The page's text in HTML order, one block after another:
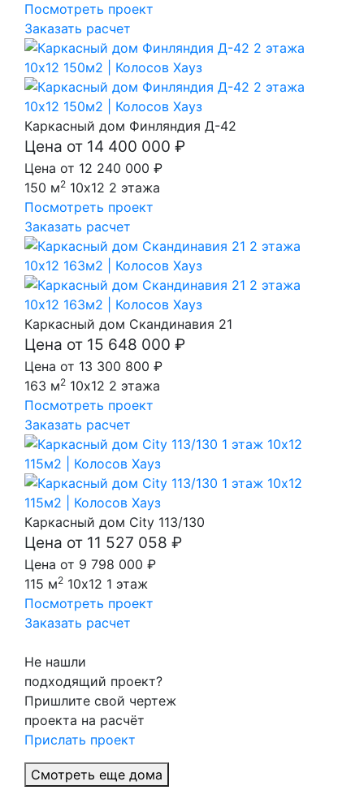
Посмотреть проект
Заказать расчет
Каркасный дом Финляндия Д-42
Цена от 14 400 000 ₽
Цена от 12 240 000 ₽
150 м2 10x12 2 этажа
Посмотреть проект
Заказать расчет
Каркасный дом Скандинавия 21
Цена от 15 648 000 ₽
Цена от 13 300 800 ₽
163 м2 10x12 2 этажа
Посмотреть проект
Заказать расчет
Каркасный дом City 113/130
Цена от 11 527 058 ₽
Цена от 9 798 000 ₽
115 м2 10x12 1 этаж
Посмотреть проект
Заказать расчет
Не нашли
подходящий проект?
Пришлите свой чертеж
проекта на расчёт
Прислать проект
Смотреть еще дома